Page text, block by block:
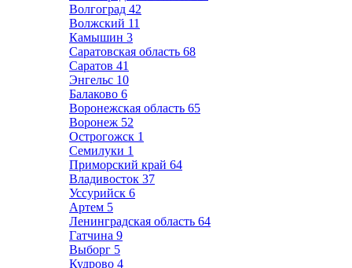
Волгоград 42
Волжский 11
Камышин 3
Саратовская область 68
Саратов 41
Энгельс 10
Балаково 6
Воронежская область 65
Воронеж 52
Острогожск 1
Семилуки 1
Приморский край 64
Владивосток 37
Уссурийск 6
Артем 5
Ленинградская область 64
Гатчина 9
Выборг 5
Кудрово 4